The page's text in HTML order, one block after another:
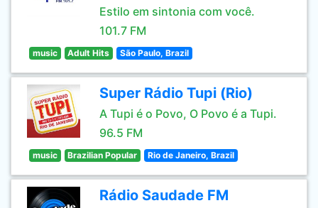
Estilo em sintonia com você.
101.7 FM
music Adult Hits São Paulo, Brazil
Super Rádio Tupi (Rio)
A Tupi é o Povo, O Povo é a Tupi.
96.5 FM
music Brazilian Popular Rio de Janeiro, Brazil
Rádio Saudade FM